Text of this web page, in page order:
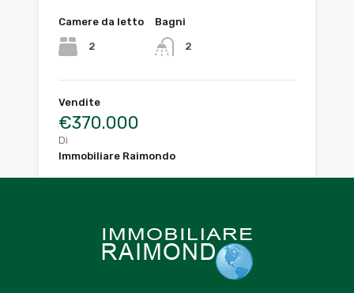
Camere da letto
2
Bagni
2
Vendite
€370.000
Di
Immobiliare Raimondo